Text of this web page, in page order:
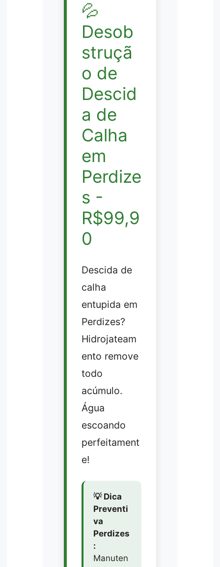
💦
Desob
struçã
o de
Descid
a de
Calha
em
Perdize
s -
R$99,9
0
Descida de
calha
entupida em
Perdizes?
Hidrojateam
ento remove
todo
acúmulo.
Água
escoando
perfeitament
e!
💡 Dica
Preventi
va
Perdizes
:
Manuten